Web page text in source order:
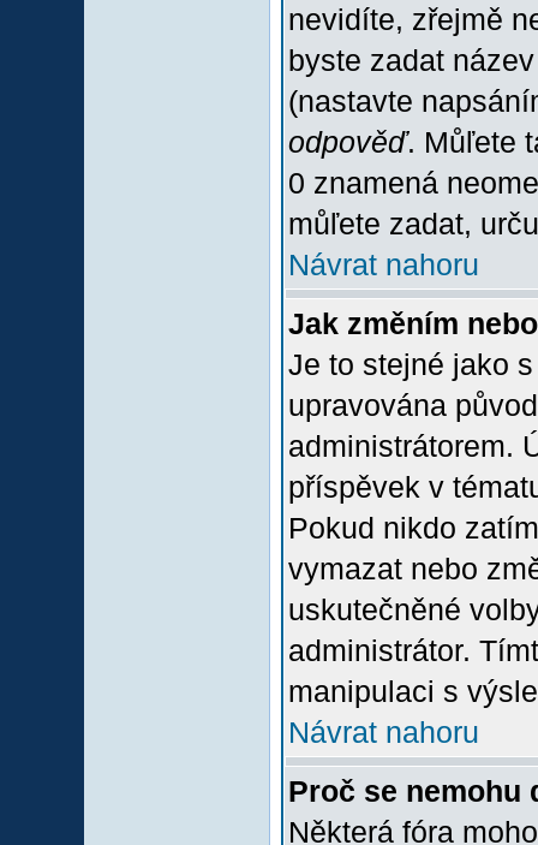
nevidíte, zřejmě
byste zadat
(nastavte
odpověď. Můľete
0 znamená
můľete zadat,
Návrat nahoru
Jak změním
Je to stejné jako
upravována
administrátorem.
příspěvek v
Pokud nikdo
vymazat nebo
uskutečněné
administrátor.
manipulaci s
Návrat nahoru
Proč se nemohu
Některá fóra